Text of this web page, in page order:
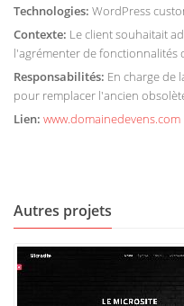
Technologies: WordPress
Contexte: Le client souhaitait
l'agrémenter de fonctionnalités
Responsabilités: En charge de
pour remplacer l'ancien
Lien: www.domainedevens.com
Autres projets